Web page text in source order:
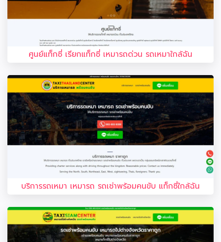
ศูนย์แท็กซี่ เรียกแท็กซี่ เหมารถด่วน รถเหมาใกล้ฉัน
บริการรถเหมา เหมารถ รถเช่าพร้อมคนขับ แท็กซี่ใกล้ฉัน